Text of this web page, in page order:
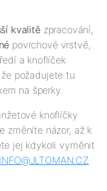
kvalitězpracování,
povrchové vrstvě,
a knoflíček
požadujete tu
na šperky.
knoflíčky
změníte názor, až k
jej kdykoli vyměnit
INFO@JLTOMAN.CZ